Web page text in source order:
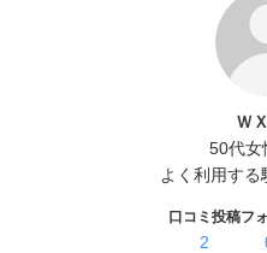
Ｗ
50代女
よく利用する
口コミ投稿
2
フ